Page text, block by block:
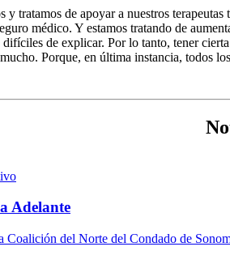
y tratamos de apoyar a nuestros
médico. Y estamos tratando de
difíciles de explicar. Por lo tanto, tener
Porque, en última instancia, todos
Adelante
Coalición del Norte del Condado de